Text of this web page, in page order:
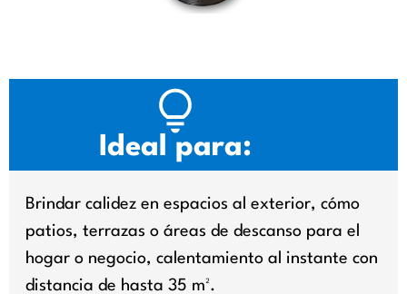
Ideal para:
Brindar calidez en espacios al exterior, cómo
patios, terrazas o áreas de descanso para el
hogar o negocio, calentamiento al instante con
distancia de hasta 35 m².